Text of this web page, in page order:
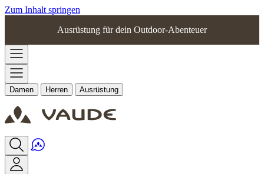
Zum Inhalt springen
Ausrüstung für dein Outdoor-Abenteuer
Damen Herren Ausrüstung